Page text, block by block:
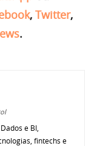
, Twitter,
.
e BI,
fintechs e